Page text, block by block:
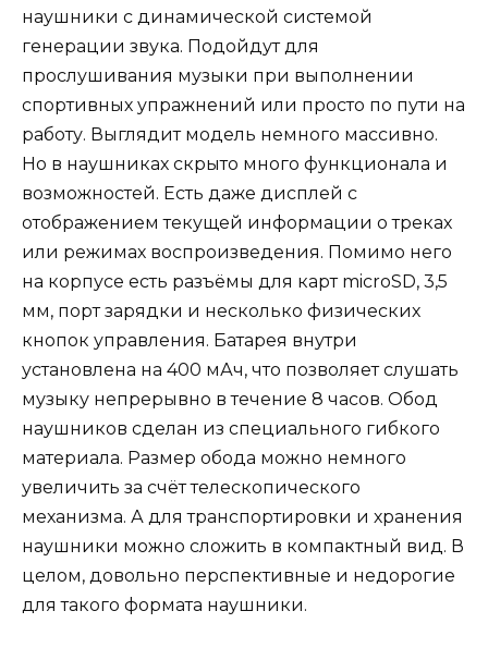
наушники с динамической системой
генерации звука. Подойдут для
прослушивания музыки при выполнении
спортивных упражнений или просто по пути на
работу. Выглядит модель немного массивно.
Но в наушниках скрыто много функционала и
возможностей. Есть даже дисплей с
отображением текущей информации о треках
или режимах воспроизведения. Помимо него
на корпусе есть разъёмы для карт microSD, 3,5
мм, порт зарядки и несколько физических
кнопок управления. Батарея внутри
установлена на 400 мАч, что позволяет слушать
музыку непрерывно в течение 8 часов. Обод
наушников сделан из специального гибкого
материала. Размер обода можно немного
увеличить за счёт телескопического
механизма. А для транспортировки и хранения
наушники можно сложить в компактный вид. В
целом, довольно перспективные и недорогие
для такого формата наушники.